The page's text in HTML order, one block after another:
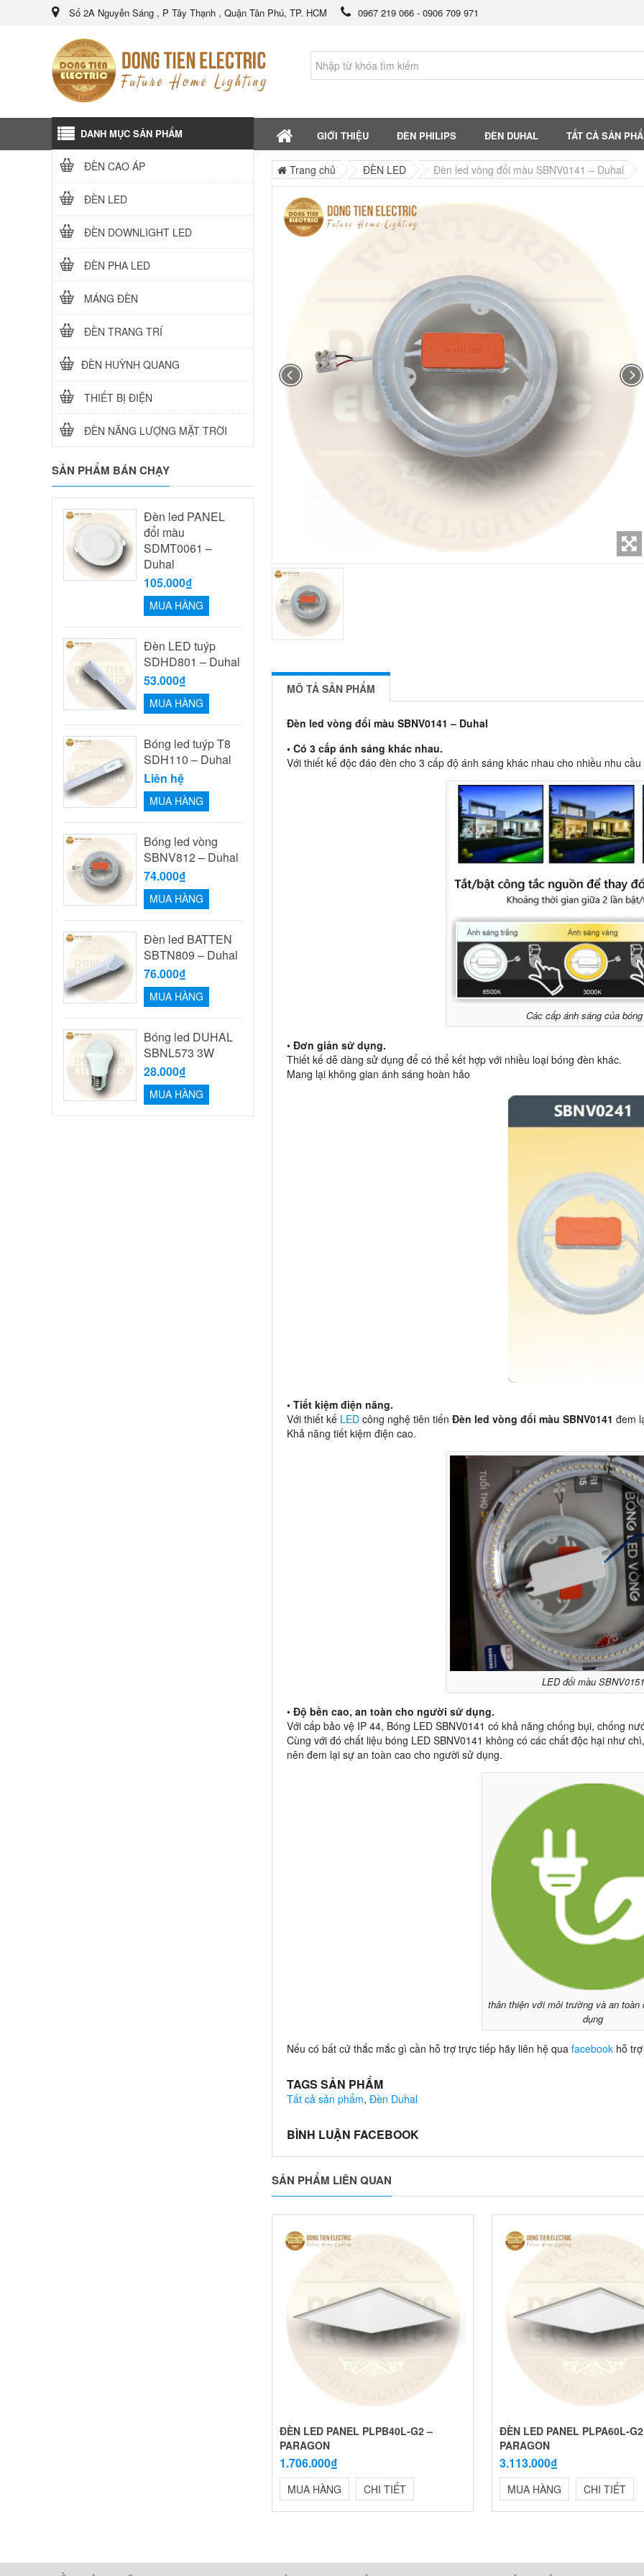
Số 2A Nguyễn Sáng , P Tây Thạnh , Quận Tân Phú, TP. HCM 0967 219 066 - 0906 709 971
GIỚI THIỆU ĐÈN PHILIPS ĐÈN DUHAL TẤT CẢ SẢN
Trang chủ ĐÈN LED Đèn led vòng đổi màu SBNV0141 – Duhal
MÔ TẢ SẢN PHẨM
Đèn led vòng đổi màu SBNV0141 – Duhal
• Có 3 cấp ánh sáng khác nhau.
Với thiết kế độc đáo đèn cho 3 cấp độ ánh sáng khác nhau cho nhiều nhu
Các cấp ánh sáng của
•Đơn giản sử dụng.
Thiết kế dễ dàng sử dụng để có thể kết hợp với nhiều loại bóng đèn khác.
Mang lại không gian ánh sáng hoàn hảo
• Tiết kiệm điện năng.
Với thiết kế LED công nghệ tiên tiếnĐèn led vòng đổi màu SBNV0141 đem
Khả năng tiết kiệm điện cao.
LED đổi màu SBNV0151
•Độ bền cao, an toàn cho người sử dụng.
Với cấp bảo vệ IP 44, Bóng LED SBNV0141 có khả năng chống bụi, chống
Cùng với đó chất liệu bóng LED SBNV0141 không có các chất độc hại như
nên đem lại sự an toàn cao cho người sử dụng.
thân thiện với môi trường và an
dụng
Nếu có bất cứ thắc mắc gì cần hỗ trợ trực tiếp hãy liên hệ quafacebook hỗ
TAGS SẢN PHẨM
Tất cả sản phẩm,Đèn Duhal
BÌNH LUẬN FACEBOOK
SẢN PHẨM LIÊN QUAN
ĐÈN LED PANEL PLPB40L-G2 –
PARAGON
1.706.000₫
MUA HÀNG CHI TIẾT
ĐÈN LED PANEL PLPA60L-
PARAGON
3.113.000₫
MUA HÀNG CHI TIẾT
DANH MỤC SẢN PHẨM
ĐÈN CAO ÁP
ĐÈN LED
ĐÈN DOWNLIGHT LED
ĐÈN PHA LED
MÁNG ĐÈN
ĐÈN TRANG TRÍ
ĐÈN HUỲNH QUANG
THIẾT BỊ ĐIỆN
ĐÈN NĂNG LƯỢNG MẶT TRỜI
SẢN PHẨM BÁN CHẠY
Đèn led PANEL
đổi màu
SDMT0061 –
Duhal
105.000₫
MUA HÀNG
Đèn LED tuýp
SDHD801 – Duhal
53.000₫
MUA HÀNG
Bóng led tuýp T8
SDH110 – Duhal
Liên hệ
MUA HÀNG
Bóng led vòng
SBNV812 – Duhal
74.000₫
MUA HÀNG
Đèn led BATTEN
SBTN809 – Duhal
76.000₫
MUA HÀNG
Bóng led DUHAL
SBNL573 3W
28.000₫
MUA HÀNG